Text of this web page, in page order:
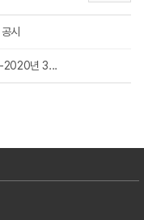
시
-2020년 3...